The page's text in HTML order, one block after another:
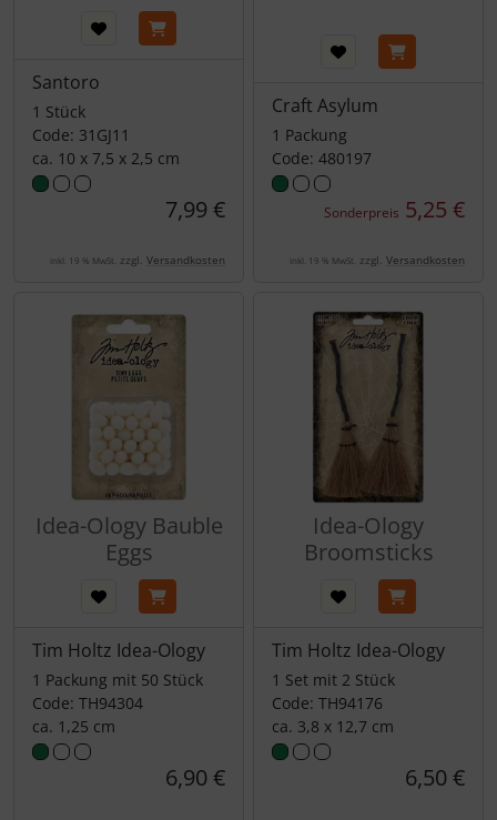
Santoro
1 Stück
Code: 31GJ11
ca. 10 x 7,5 x 2,5 cm
7,99 €
inkl. 19 % MwSt. zzgl. Versandkosten
Craft Asylum
1 Packung
Code: 480197
Sonderpreis 5,25 €
inkl. 19 % MwSt. zzgl. Versandkosten
Idea-Ology Bauble
Eggs
Tim Holtz Idea-Ology
1 Packung mit 50 Stück
Code: TH94304
ca. 1,25 cm
6,90 €
Idea-Ology
Broomsticks
Tim Holtz Idea-Ology
1 Set mit 2 Stück
Code: TH94176
ca. 3,8 x 12,7 cm
6,50 €